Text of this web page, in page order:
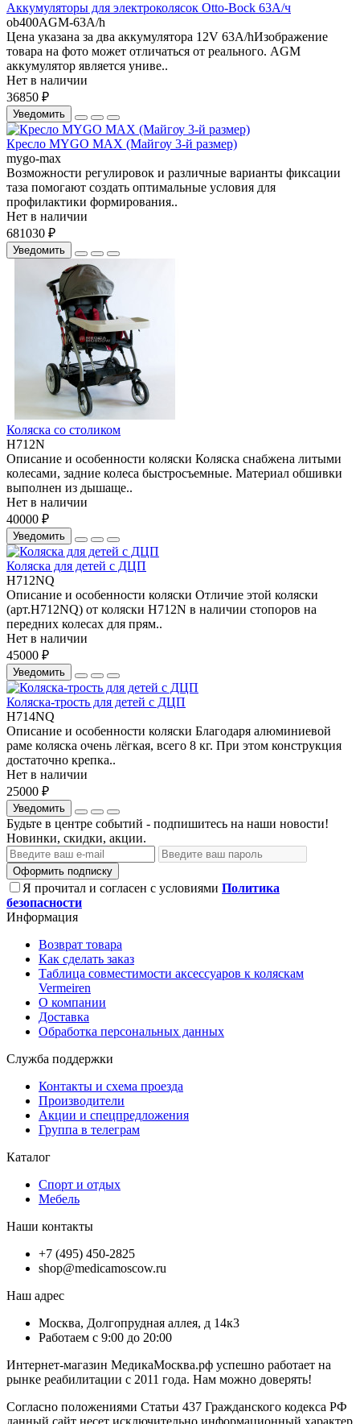
Аккумуляторы для электроколясок Otto-Bock 63А/ч
ob400AGM-63A/h
Цена указана за два аккумулятора 12V 63A/hИзображение
товара на фото может отличаться от реального. AGM
аккумулятор является униве..
Нет в наличии
36850 ₽
Уведомить
Кресло MYGO MAX (Майгоу 3-й размер)
mygo-max
Возможности регулировок и различные варианты фиксации
таза помогают создать оптимальные условия для
профилактики формирования..
Нет в наличии
681030 ₽
Уведомить
Коляска со столиком
H712N
Описание и особенности коляски Коляска снабжена литыми
колесами, задние колеса быстросъемные. Материал обшивки
выполнен из дышаще..
Нет в наличии
40000 ₽
Уведомить
Коляска для детей с ДЦП
H712NQ
Описание и особенности коляски Отличие этой коляски
(арт.H712NQ) от коляски H712N в наличии стопоров на
передних колесах для прям..
Нет в наличии
45000 ₽
Уведомить
Коляска-трость для детей с ДЦП
H714NQ
Описание и особенности коляски Благодаря алюминиевой
раме коляска очень лёгкая, всего 8 кг. При этом конструкция
достаточно крепка..
Нет в наличии
25000 ₽
Уведомить
Будьте в центре событий - подпишитесь на наши новости!
Новинки, скидки, акции.
Оформить подписку
Я прочитал и согласен с условиями Политика
безопасности
Информация
Возврат товара
Как сделать заказ
Таблица совместимости аксессуаров к коляскам
Vermeiren
О компании
Доставка
Обработка персональных данных
Служба поддержки
Контакты и схема проезда
Производители
Акции и спецпредложения
Группа в телеграм
Каталог
Спорт и отдых
Мебель
Наши контакты
+7 (495) 450-2825
shop@medicamoscow.ru
Наш адрес
Москва, Долгопрудная аллея, д 14к3
Работаем с 9:00 до 20:00
Интернет-магазин МедикаМосква.рф успешно работает на
рынке реабилитации с 2011 года. Нам можно доверять!
Согласно положениями Статьи 437 Гражданского кодекса РФ